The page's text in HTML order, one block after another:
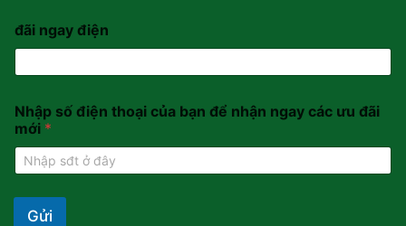
đãi ngay điện
Nhập số điện thoại của bạn để nhận ngay các ưu đãi
mới *
Gửi